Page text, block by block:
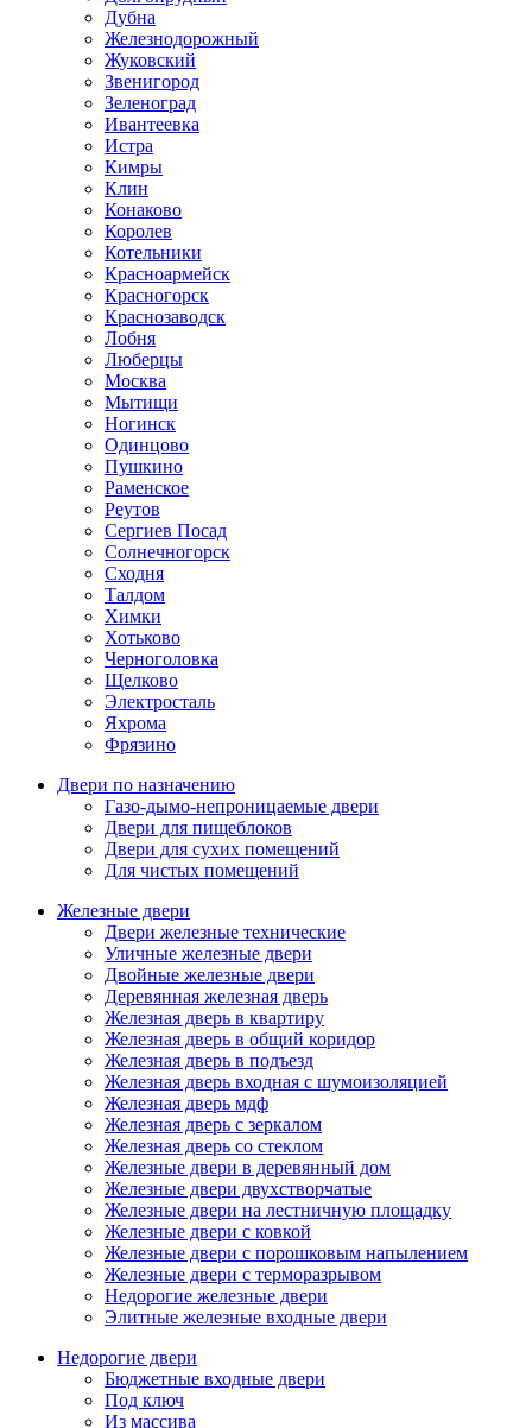
Дубна
Железнодорожный
Жуковский
Звенигород
Зеленоград
Ивантеевка
Истра
Кимры
Клин
Конаково
Королев
Котельники
Красноармейск
Красногорск
Краснозаводск
Лобня
Люберцы
Москва
Мытищи
Ногинск
Одинцово
Пушкино
Раменское
Реутов
Сергиев Посад
Солнечногорск
Сходня
Талдом
Химки
Хотьково
Черноголовка
Щелково
Электросталь
Яхрома
Фрязино
Двери по назначению
Газо-дымо-непроницаемые двери
Двери для пищеблоков
Двери для сухих помещений
Для чистых помещений
Железные двери
Двери железные технические
Уличные железные двери
Двойные железные двери
Деревянная железная дверь
Железная дверь в квартиру
Железная дверь в общий коридор
Железная дверь в подъезд
Железная дверь входная с шумоизоляцией
Железная дверь мдф
Железная дверь с зеркалом
Железная дверь со стеклом
Железные двери в деревянный дом
Железные двери двухстворчатые
Железные двери на лестничную площадку
Железные двери с ковкой
Железные двери с порошковым напылением
Железные двери с терморазрывом
Недорогие железные двери
Элитные железные входные двери
Недорогие двери
Бюджетные входные двери
Под ключ
Из массива